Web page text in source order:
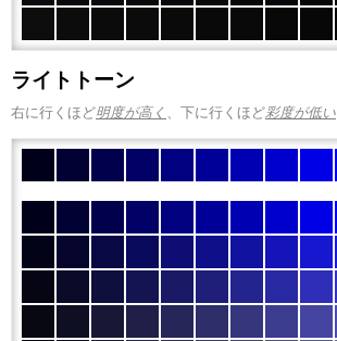
ライトトーン
右に行くほど明度が高く 、下に行くほど彩度が低い